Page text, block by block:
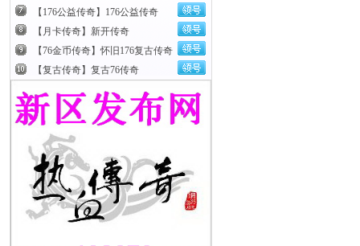
【176公益传奇】176公益传奇
【月卡传奇】新开传奇
【76金币传奇】怀旧176复古传奇
【复古传奇】复古76传奇